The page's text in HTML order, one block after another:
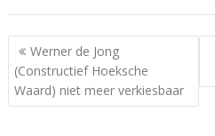
Berichtnavigatie
Werner de Jong
(Constructief Hoeksche
Waard) niet meer verkiesbaar